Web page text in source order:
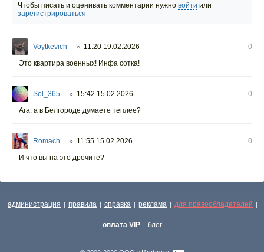
Чтобы писать и оценивать комментарии нужно войти или
зарегистрироваться
Voytkevich ○ 11:20 19.02.2026
0
Это квартира военных! Инфа сотка!
Sol_365 ○ 15:42 15.02.2026
0
Ага, а в Белгороде думаете теплее?
Romach ○ 11:55 15.02.2026
0
И что вы на это дрочите?
администрация | правила | справка | реклама | для правообладателей |
оплата VIP | блог